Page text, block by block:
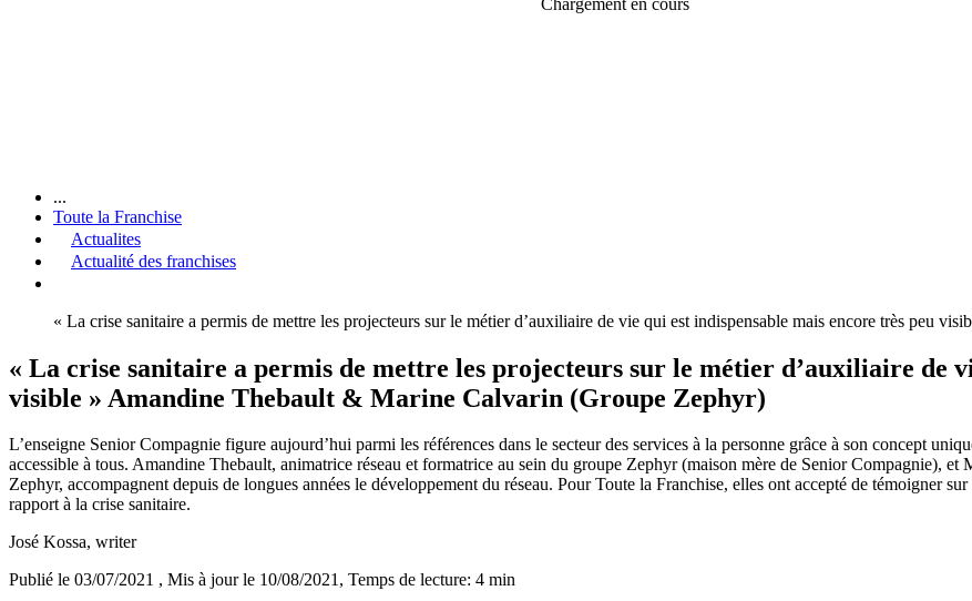
...
Toute la Franchise
Actualites
Actualité des franchises
« La crise sanitaire a permis de mettre les projecteurs sur le métier d’auxiliaire de vie qui est indispensable mais encore très peu
« La crise sanitaire a permis de mettre les projecteurs sur le métier d’auxiliaire de
visible » Amandine Thebault & Marine Calvarin (Groupe Zephyr)
L’enseigne Senior Compagnie figure aujourd’hui parmi les références dans le secteur des services à la personne grâce à son concept
accessible à tous. Amandine Thebault, animatrice réseau et formatrice au sein du groupe Zephyr (maison mère de Senior Compagnie),
Zephyr, accompagnent depuis de longues années le développement du réseau. Pour Toute la Franchise, elles ont accepté de témoigner
rapport à la crise sanitaire.
José Kossa, writer
Publié le 03/07/2021 , Mis à jour le 10/08/2021, Temps de lecture: 4 min